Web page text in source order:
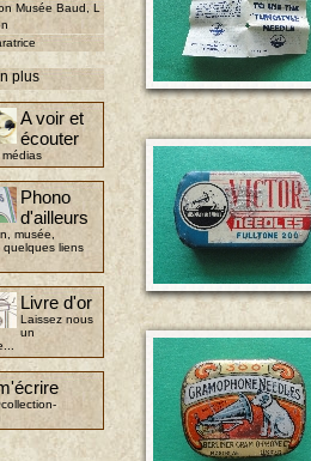
Musée Baud, L
plus
A voir et
écouter
médias
Phono
d'ailleurs
musée,
quelques liens
Livre d'or
Laissez nous
un